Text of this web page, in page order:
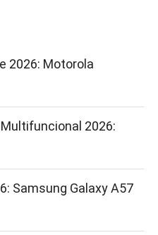
2026: Motorola
2026:
Samsung Galaxy A57